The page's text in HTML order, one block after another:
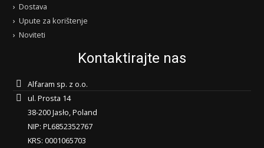
Dostava
Upute za korištenje
Noviteti
Kontaktirajte nas
Alfaram sp. z o.o.
ul. Prosta 14
38-200 Jasło, Poland
NIP: PL6852352767
KRS: 0001065703